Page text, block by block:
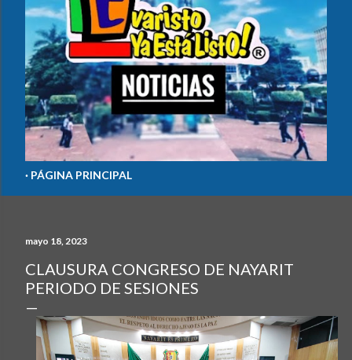
PÁGINA PRINCIPAL
mayo 18, 2023
CLAUSURA CONGRESO DE NAYARIT
PERIODO DE SESIONES